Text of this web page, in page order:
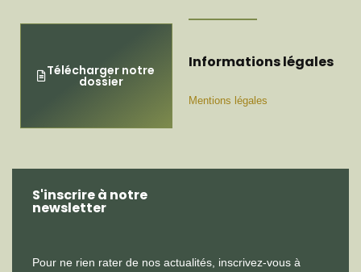
Télécharger notre
dossier
Informations légales
Mentions légales
S'inscrire à notre
newsletter
Pour ne rien rater de nos actualités, inscrivez-vous à